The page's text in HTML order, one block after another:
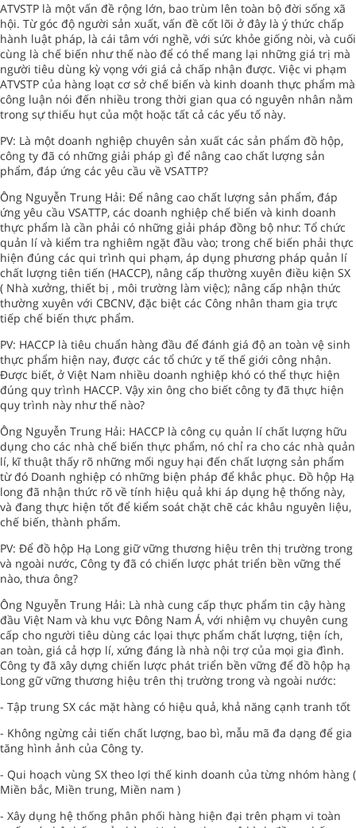
ATVSTP là một vấn đề rộng lớn, bao trùm lên toàn bộ đời sống xã
hội. Từ góc độ người sản xuất, vấn đề cốt lõi ở đây là ý thức chấp
hành luật pháp, là cái tâm với nghề, với sức khỏe giống nòi, và cuối
cùng là chế biến như thế nào để có thể mang lại những giá trị mà
người tiêu dùng kỳ vọng với giá cả chấp nhận được. Việc vi phạm
ATVSTP của hàng loạt cơ sở chế biến và kinh doanh thực phẩm mà
công luận nói đến nhiều trong thời gian qua có nguyên nhân nằm
trong sự thiếu hụt của một hoặc tất cả các yếu tố này.
PV: Là một doanh nghiệp chuyên sản xuất các sản phẩm đồ hộp,
công ty đã có những giải pháp gì để nâng cao chất lượng sản
phẩm, đáp ứng các yêu cầu về VSATTP?
Ông Nguyễn Trung Hải: Để nâng cao chất lượng sản phẩm, đáp
ứng yêu cầu VSATTP, các doanh nghiệp chế biến và kinh doanh
thực phẩm là cần phải có những giải pháp đồng bộ như: Tổ chức
quản lí và kiểm tra nghiêm ngặt đầu vào; trong chế biến phải thực
hiện đúng các qui trình qui phạm, áp dụng phương pháp quản lí
chất lượng tiên tiến (HACCP), nâng cấp thường xuyên điều kiện SX
( Nhà xưởng, thiết bị , môi trường làm việc); nâng cấp nhận thức
thường xuyên với CBCNV, đặc biệt các Công nhân tham gia trực
tiếp chế biến thực phẩm.
PV: HACCP là tiêu chuẩn hàng đầu để đánh giá độ an toàn vệ sinh
thực phẩm hiện nay, được các tổ chức y tế thế giới công nhận.
Được biết, ở Việt Nam nhiều doanh nghiệp khó có thể thực hiện
đúng quy trình HACCP. Vậy xin ông cho biết công ty đã thực hiện
quy trình này như thế nào?
Ông Nguyễn Trung Hải: HACCP là công cụ quản lí chất lượng hữu
dụng cho các nhà chế biến thực phẩm, nó chỉ ra cho các nhà quản
lí, kĩ thuật thấy rõ những mối nguy hại đến chất lượng sản phẩm
từ đó Doanh nghiệp có những biện pháp để khắc phục. Đồ hộp Hạ
long đã nhận thức rõ về tính hiệu quả khi áp dụng hệ thống này,
và đang thực hiện tốt để kiểm soát chặt chẽ các khâu nguyên liệu,
chế biến, thành phẩm.
PV: Để đồ hộp Hạ Long giữ vững thương hiệu trên thị trường trong
và ngoài nước, Công ty đã có chiến lược phát triển bền vững thế
nào, thưa ông?
Ông Nguyễn Trung Hải: Là nhà cung cấp thực phẩm tin cậy hàng
đầu Việt Nam và khu vực Đông Nam Á, với nhiệm vụ chuyên cung
cấp cho người tiêu dùng các lọai thực phẩm chất lượng, tiện ích,
an toàn, giá cả hợp lí, xứng đáng là nhà nội trợ của mọi gia đình.
Công ty đã xây dựng chiến lược phát triển bền vững để đồ hộp hạ
Long gữ vững thương hiệu trên thị trường trong và ngoài nước:
- Tập trung SX các mặt hàng có hiệu quả, khả năng cạnh tranh tốt
- Không ngừng cải tiến chất lượng, bao bì, mẫu mã đa dạng để gia
tăng hình ảnh của Công ty.
- Qui hoạch vùng SX theo lợi thế kinh doanh của từng nhóm hàng (
Miền bắc, Miền trung, Miền nam )
- Xây dụng hệ thống phân phối hàng hiện đại trên phạm vi toàn